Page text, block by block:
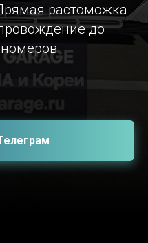
растоможка
до